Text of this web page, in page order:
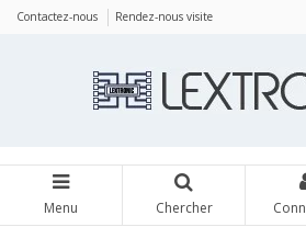
Contactez-nous Rendez-nous visite
Menu Chercher
Panneau de gestion des cookies